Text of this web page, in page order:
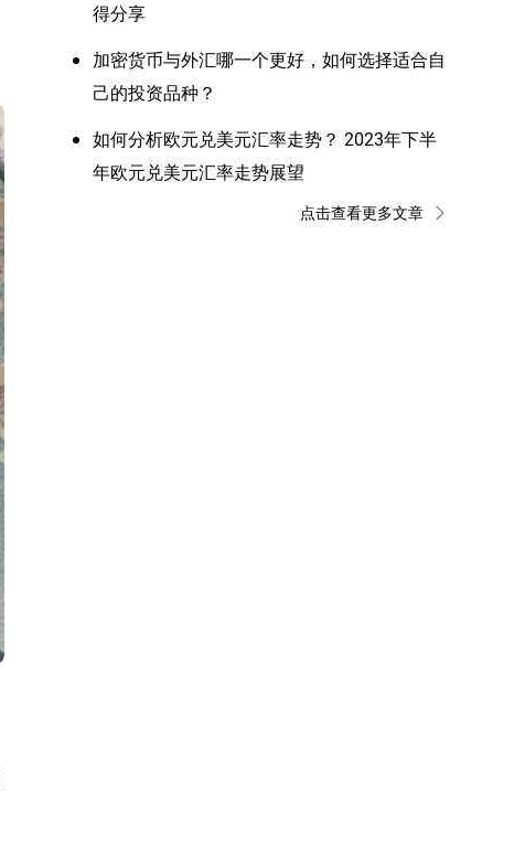
得分享
加密货币与外汇哪一个更好，如何选择适合自
己的投资品种？
如何分析欧元兑美元汇率走势？ 2023年下半
年欧元兑美元汇率走势展望
点击查看更多文章